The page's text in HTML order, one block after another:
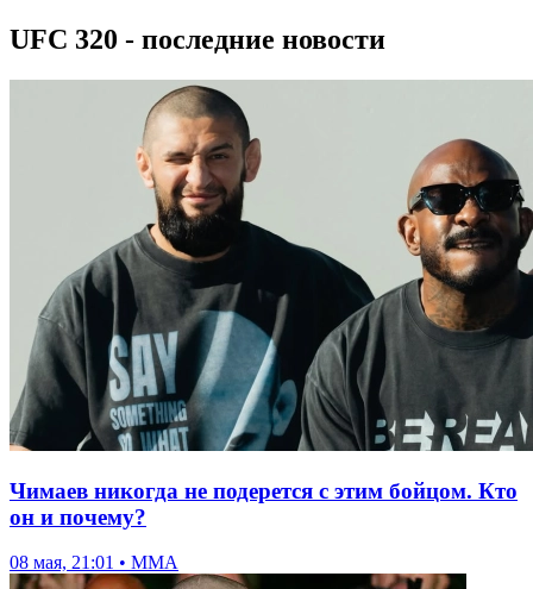
UFC 320 - последние новости
Чимаев никогда не подерется с этим бойцом. Кто
он и почему?
08 мая, 21:01 • ММА